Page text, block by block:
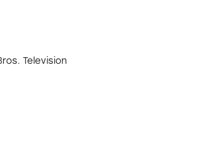
Warner Bros. Television